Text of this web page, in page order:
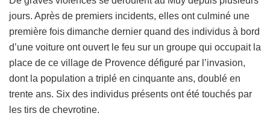
jours. Après de premiers incidents, elles ont culminé une
première fois dimanche dernier quand des individus à bord
d’une voiture ont ouvert le feu sur un groupe qui occupait la
place de ce village de Provence défiguré par l’invasion,
dont la population a triplé en cinquante ans, doublé en
trente ans. Six des individus présents ont été touchés par
les tirs de chevrotine.